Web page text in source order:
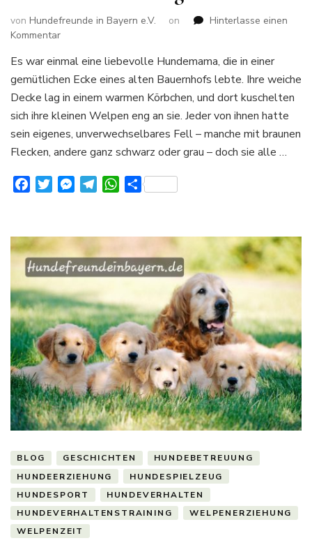
von Hundefreunde in Bayern e.V. on
Hinterlasse einen
Kommentarzu
Abenteuer
der
Welpen:
Geschichte
über
Liebe,
und
erste
Es war einmal eine liebevolle Hundemama, die in einer
gemütlichen Ecke eines alten Bauernhofs lebte. Ihre weiche
Decke lag in einem warmen Körbchen, und dort kuschelten
sich ihre kleinen Welpen eng an sie. Jeder von ihnen hatte
sein eigenes, unverwechselbares Fell – manche mit braunen
Flecken, andere ganz schwarz oder grau – doch sie alle …
FacebookTwitterMessenger
TelegramWhatsApp
Teilen
BLOG GESCHICHTEN
HUNDEBETREUUNG
HUNDEERZIEHUNG
HUNDESPIELZEUG
HUNDESPORT
HUNDEVERHALTEN
HUNDEVERHALTENSTRAINING
WELPENERZIEHUNG
WELPENZEIT